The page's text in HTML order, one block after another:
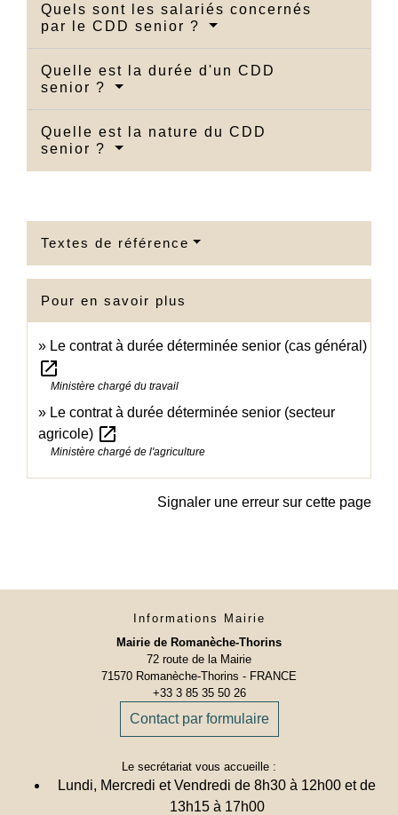
Quels sont les salariés concernés
par le CDD senior ?
Quelle est la durée d'un CDD
senior ?
Quelle est la nature du CDD
senior ?
Textes de référence
Pour en savoir plus
Le contrat à durée déterminée senior (cas général)
open_in_new
Ministère chargé du travail
Le contrat à durée déterminée senior (secteur
agricole) open_in_new
Ministère chargé de l'agriculture
Signaler une erreur sur cette page
Informations Mairie
Mairie de Romanèche-Thorins
72 route de la Mairie
71570 Romanèche-Thorins - FRANCE
+33 3 85 35 50 26
Contact par formulaire
Le secrétariat vous accueille :
Lundi, Mercredi et Vendredi de 8h30 à 12h00 et de
13h15 à 17h00